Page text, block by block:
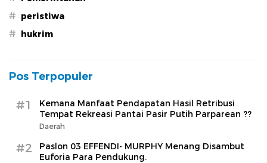
# peristiwa
# hukrim
Pos Terpopuler
#1
Kemana Manfaat Pendapatan Hasil Retribusi
Tempat Rekreasi Pantai Pasir Putih Parparean ??
Daerah
#2
Paslon 03 EFFENDI- MURPHY Menang Disambut
Euforia Para Pendukung.